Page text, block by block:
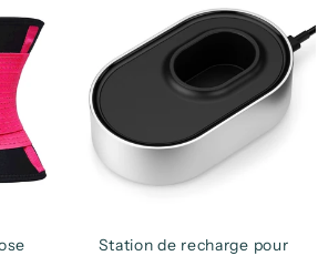
Station de recharge pour